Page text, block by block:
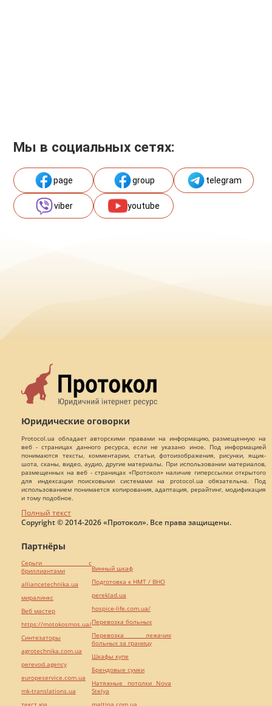
Мы в социальных сетях:
page group telegram
viber youtube
Юридические оговорки
Protocol.ua обладает авторскими правами на информацию, размещенную на
веб - страницах данного ресурса, если не указано иное. Под информацией
понимаются тексты, комментарии, статьи, фотоизображения, рисунки, ящик-
шота, сканы, видео, аудио, другие материалы. При использовании материалов,
размещенных на веб - страницах «Протокол» наличие гиперссылки открытого
для индексации поисковыми системами на protocol.ua обязательна. Под
использованием понимается копирования, адаптация, рерайтинг, модификация
и тому подобное.
Полный текст
Copyright © 2014-2026 «Протокол». Все права защищены.
Партнёры
Серьги с
бриллиантами
alliancetechnika.ua
миралинкс
Веб мастер
https://motokosmos.ua/
Синтезаторы
agrotechnika.com.ua
perevod.agency
europeservice.com.ua
mk-translations.ua
текст юа
Винный шкаф
Подготовка к НМТ / ВНО
pereklad.ua
hospice-life.com.ua/
Перевозка больных
Перевозка лежачих
больных за границу
Шкафы купе
Брендовые сумки
Натяжные потолки Nova
Stelya
maltina.com.ua